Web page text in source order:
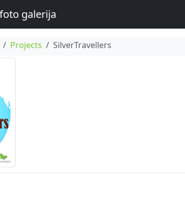
galerija
Projects SilverTravellers